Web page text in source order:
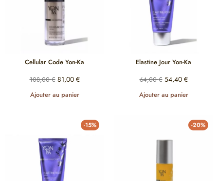
Cellular Code Yon-Ka
108,00€ 81,00 €
Ajouter au panier
Elastine Jour Yon-Ka
64,00€ 54,40 €
Ajouter au panier
-15% -20%